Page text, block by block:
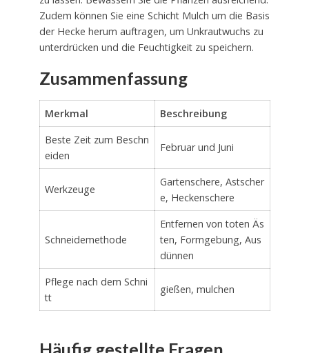
Zudem können Sie eine Schicht Mulch um die Basis
der Hecke herum auftragen, um Unkrautwuchs zu
unterdrücken und die Feuchtigkeit zu speichern.
Zusammenfassung
Merkmal
Beschreibung
Beste Zeit zum Beschn
eiden
Februar und Juni
Werkzeuge
Gartenschere, Astscher
e, Heckenschere
Schneidemethode
Entfernen von toten Äs
ten, Formgebung, Aus
dünnen
Pflege nach dem Schni
tt
gießen, mulchen
Häufig gestellte Fragen